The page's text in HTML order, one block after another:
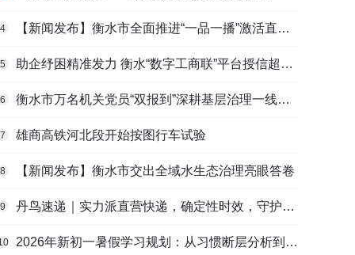
4 【新闻发布】衡水市全面推进“一品一播”激活直播电商发展新动能
5 助企纾困精准发力 衡水“数字工商联”平台授信超165亿元
6 衡水市万名机关党员“双报到”深耕基层治理一线观察
7 雄商高铁河北段开始按图行车试验
8 【新闻发布】衡水市交出全域水生态治理亮眼答卷
9 丹鸟速递｜实力派直营快递，确定性时效，守护高端货品寄递
2026年新初一暑假学习规划：从习惯断层分析到衔接课程选择的完整路径